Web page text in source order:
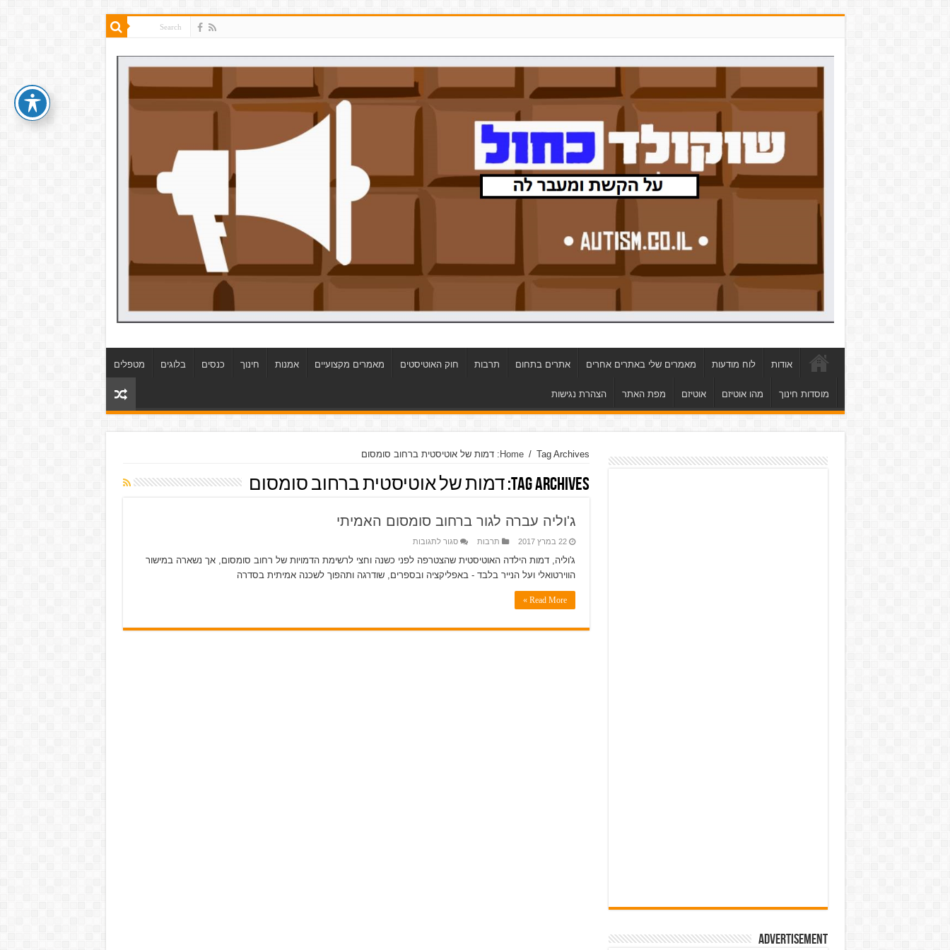
אודות לוח מודעות מאמרים שלי באתרים אחרים אתרים בתחום תרבות חוק האוטיסטים מאמרים מקצועיים אמנות חינוך כנסים בלוגים מטפלים
מוסדות חינוך מהו אוטיזם אוטיזם מפת האתר הצהרת נגישות
Home / Tag Archives: דמות של אוטיסטית ברחוב סומסום
Tag Archives: דמות של אוטיסטית ברחוב סומסום
ג'וליה עברה לגור ברחוב סומסום האמיתי
22 במרץ 2017 תרבות סגור לתגובות
עברה
ברחוב
ג'וליה, דמות הילדה האוטיסטית שהצטרפה לפני כשנה וחצי לרשימת הדמויות של רחוב סומסום, אך נשארה במישור
הווירטואלי ועל הנייר בלבד - באפליקציה ובספרים, שודרגה ותהפוך לשכנה אמיתית בסדרה
Read More »
Advertisement